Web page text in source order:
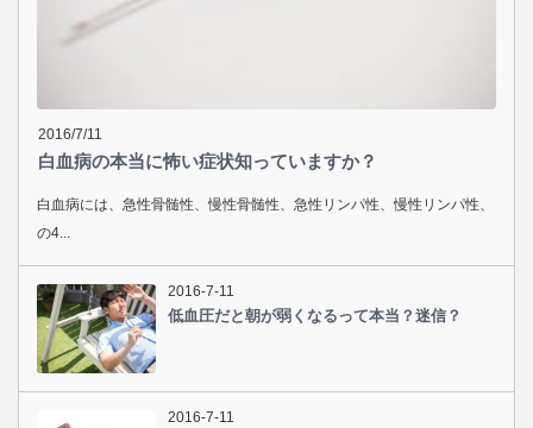
2016/7/11
白血病の本当に怖い症状知っていますか？
白血病には、急性骨髄性、慢性骨髄性、急性リンパ性、慢性リンパ性、
の4...
2016-7-11
低血圧だと朝が弱くなるって本当？迷信？
2016-7-11